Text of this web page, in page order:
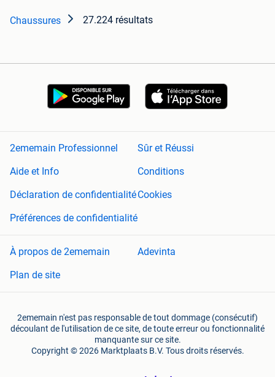
Chaussures 27.224 résultats
2ememain Professionnel
Sûr et Réussi
Aide et Info
Conditions
Déclaration de confidentialitéCookies
Préférences de confidentialité
À propos de 2ememain
Adevinta
Plan de site
2ememain n'est pas responsable de tout dommage (consécutif)
découlant de l'utilisation de ce site, de toute erreur ou fonctionnalité
manquante sur ce site.
Copyright © 2026 Marktplaats B.V. Tous droits réservés.